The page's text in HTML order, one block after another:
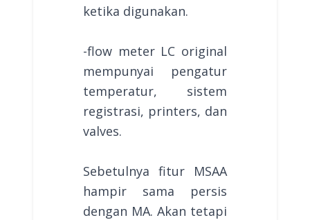
ketika digunakan.
-flow meter LC original
mempunyai pengatur
temperatur, sistem
registrasi, printers, dan
valves.
Sebetulnya fitur MSAA
hampir sama persis
dengan MA. Akan tetapi